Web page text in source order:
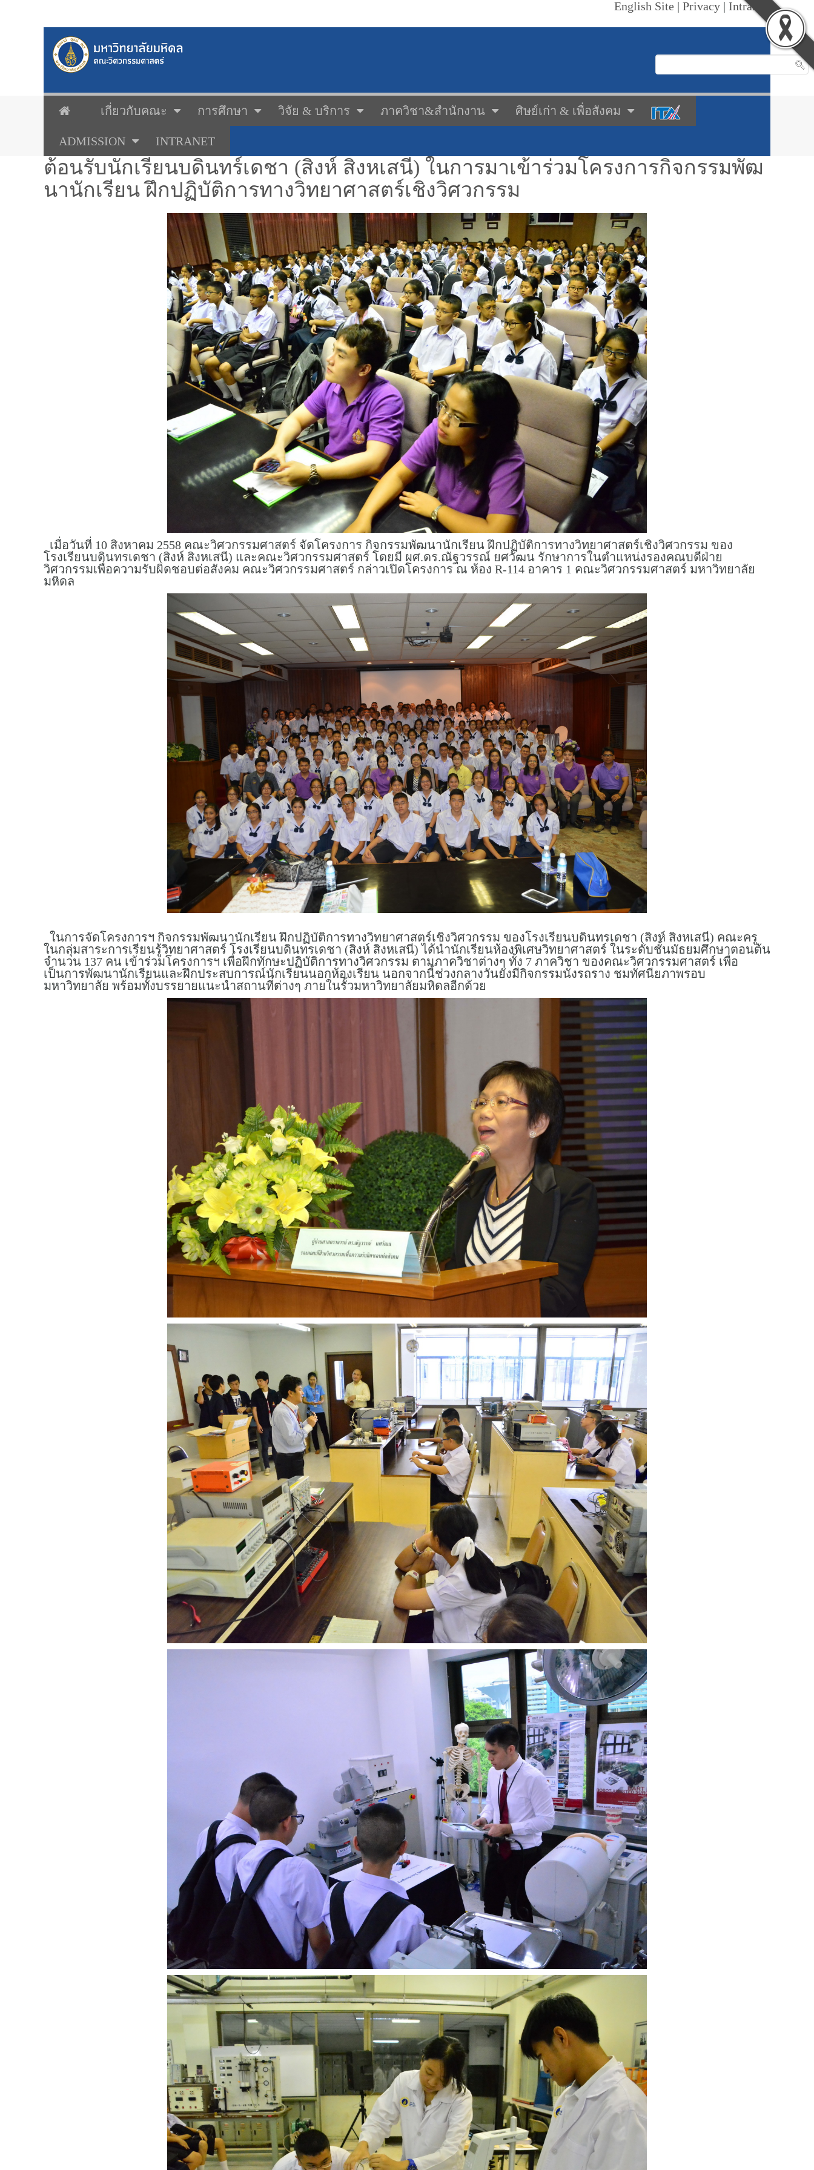
English Site | Privacy | Intranet
เกี่ยวกับคณะ การศึกษา วิจัย & บริการ ภาควิชา&สำนักงาน ศิษย์เก่า & เพื่อสังคม
ADMISSION INTRANET
ต้อนรับนักเรียนบดินทร์เดชา (สิงห์ สิงหเสนี) ในการมาเข้าร่วมโครงการกิจกรรมพัฒ
นานักเรียน ฝึกปฏิบัติการทางวิทยาศาสตร์เชิงวิศวกรรม
เมื่อวันที่ 10 สิงหาคม 2558 คณะวิศวกรรมศาสตร์ จัดโครงการ กิจกรรมพัฒนานักเรียน ฝึกปฏิบัติการทางวิทยาศาสตร์เชิงวิศวกรรม ของ
โรงเรียนบดินทรเดชา (สิงห์ สิงหเสนี) และคณะวิศวกรรมศาสตร์ โดยมี ผศ.ดร.ณัฐวรรณ์ ยศวัฒน รักษาการในตำแหน่งรองคณบดีฝ่าย
วิศวกรรมเพื่อความรับผิดชอบต่อสังคม คณะวิศวกรรมศาสตร์ กล่าวเปิดโครงการ ณ ห้อง R-114 อาคาร 1 คณะวิศวกรรมศาสตร์ มหาวิทยาลัย
มหิดล
ในการจัดโครงการฯ กิจกรรมพัฒนานักเรียน ฝึกปฏิบัติการทางวิทยาศาสตร์เชิงวิศวกรรม ของโรงเรียนบดินทรเดชา (สิงห์ สิงหเสนี) คณะครู
ในกลุ่มสาระการเรียนรู้วิทยาศาสตร์ โรงเรียนบดินทรเดชา (สิงห์ สิงหเสนี) ได้นำนักเรียนห้องพิเศษวิทยาศาสตร์ ในระดับชั้นมัธยมศึกษาตอนต้น
จำนวน 137 คน เข้าร่วมโครงการฯ เพื่อฝึกทักษะปฏิบัติการทางวิศวกรรม ตามภาควิชาต่างๆ ทั้ง 7 ภาควิชา ของคณะวิศวกรรมศาสตร์ เพื่อ
เป็นการพัฒนานักเรียนและฝึกประสบการณ์นักเรียนนอกห้องเรียน นอกจากนี้ช่วงกลางวันยังมีกิจกรรมนั่งรถราง ชมทัศนียภาพรอบ
มหาวิทยาลัย พร้อมทั้งบรรยายแนะนำสถานที่ต่างๆ ภายในรั้วมหาวิทยาลัยมหิดลอีกด้วย